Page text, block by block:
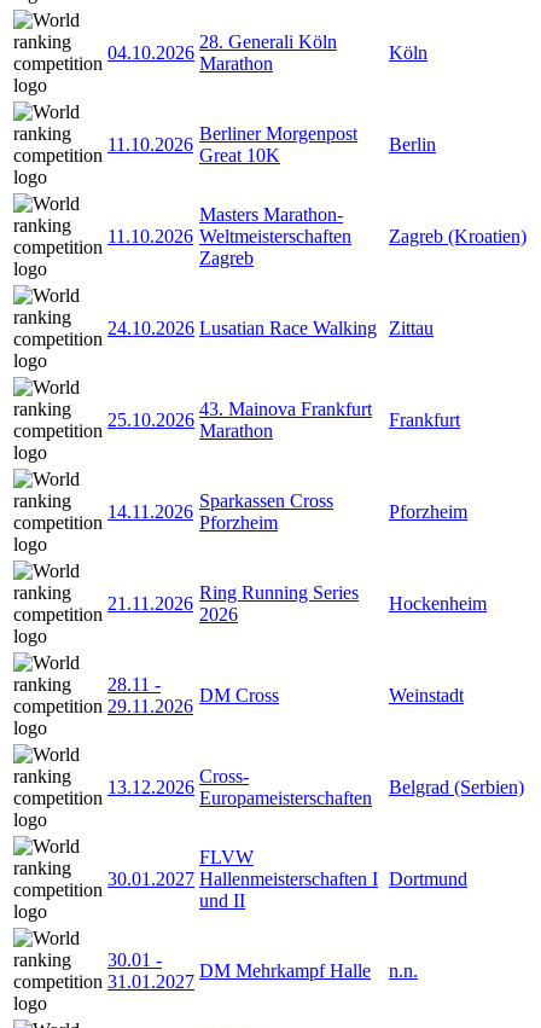
04.10.2026
28. Generali Köln
Marathon
Köln
11.10.2026
Berliner Morgenpost
Great 10K
Berlin
11.10.2026
Masters Marathon-
Weltmeisterschaften
Zagreb
Zagreb (Kroatien)
24.10.2026 Lusatian Race Walking Zittau
25.10.2026
43. Mainova Frankfurt
Marathon
Frankfurt
14.11.2026
Sparkassen Cross
Pforzheim
Pforzheim
21.11.2026
Ring Running Series
2026
Hockenheim
28.11 -
29.11.2026
DM Cross Weinstadt
13.12.2026
Cross-
Europameisterschaften
Belgrad (Serbien)
30.01.2027
FLVW
Hallenmeisterschaften I
und II
Dortmund
30.01 -
31.01.2027
DM Mehrkampf Halle n.n.